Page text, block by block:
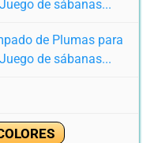
de Plumas para
de sábanas...